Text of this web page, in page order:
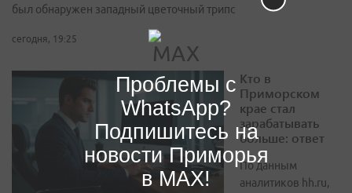
был обнаружен западный цветочный трипс
сегодня, 19:25
Кто в
Приморском
крае стал
зарабатывать
больше: ответ
По данным
аналитиков hh.ru,
Проблемы с
WhatsApp?
Подпишитесь на
новости Приморья
в MAX!